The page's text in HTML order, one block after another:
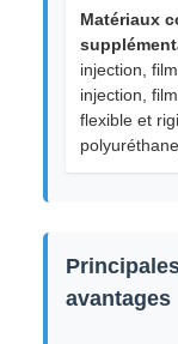
Matériaux
injection,
injection,
flexible et
avantages